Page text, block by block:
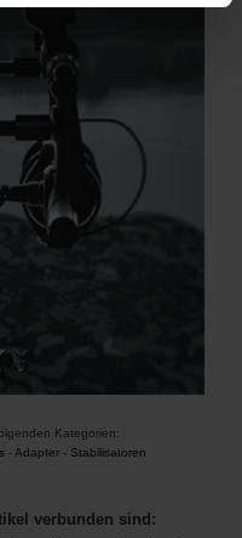
Kategorien:
-Adapter - Stabilisatoren
verbunden sind: